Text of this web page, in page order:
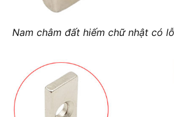
Nam châm đất hiếm chữ nhật có